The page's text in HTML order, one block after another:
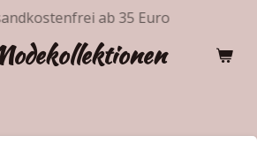
ab 35 Euro